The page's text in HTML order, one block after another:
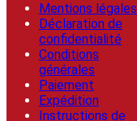
Mentions légales
Déclaration de
confidentialité
Conditions
générales
Paiement
Expédition
Instructions de